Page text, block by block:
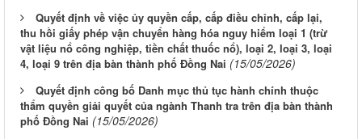
Quyết định về việc ủy quyền cấp, cấp điều chỉnh, cấp lại,
thu hồi giấy phép vận chuyển hàng hóa nguy hiểm loại 1 (trừ
vật liệu nổ công nghiệp, tiền chất thuốc nổ), loại 2, loại 3, loại
4, loại 9 trên địa bàn thành phố Đồng Nai (15/05/2026)
Quyết định công bố Danh mục thủ tục hành chính thuộc
thẩm quyền giải quyết của ngành Thanh tra trên địa bàn thành
phố Đồng Nai (15/05/2026)